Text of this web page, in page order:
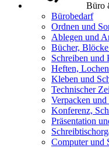
Büro
Bürobedarf
Ordnen und
Ablegen und
Bücher,
Schreiben und
Heften,
Kleben und
Technischer
Verpacken und
Konferenz,
Präsentation
Computer und